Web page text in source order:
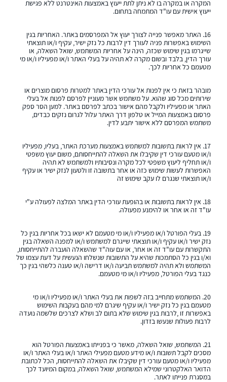
המקרה או במקרה בו לא ניתן לתת ייעוץ באמצעות האינטרנט ללא פגישת
ייעוץ אישית עם עו"ד המתמחה בתחום.
16. האתר מאפשר פנייה לצורך יעוץ אל המפרסמים באתר. האחריות בגין
השימוש באפשרות פניה לעורך דין לרבות כל נזק ישיר, עקיף ו/או תוצאתי
שייגרמו בגין שימוש שכזה, הינה על אחריות המשתמש, שואל השאלה, או
עורך הדין, בלבד ובשום מקרה לא תהיה על בעלי האתר ו/או מפעיליו ו/או מי
מטעמם כל אחריות לכך.
מובהר בזאת כי אין לפנות אל עורכי הדין באתר למטרות פרסום מוצרים או
שירותים מכל סוג שהוא. על משתמש אשר מעוניין לפרסם לפנות אל בעלי
האתר או מפעיליו ולקבל מהם אישור בכתב לפרסם באתר. למען הסר ספק
פרסום באמצעות המייל או טלפון דרך האתר עלול לגרום נזקים כבדים,
משתמש המפרסם ללא אישור יתבע לדין.
17. אין לראות בתשובות למשתמש באמצעות מערכת האתר, בעליו, מפעיליו
ו/או מטעם עורכי דין שקיבלו את השאלה להתייחסותם, משום יעוץ משפטי
ו/או תחליף ליעוץ משפטי לכל מקרה ונסיבותיו ולמשתמש לא תהיה
האפשרות לעשות שימוש כזה או אחר בתשובה זו ולטעון לנזק ישיר או עקיף
ו/או תוצאתי שנגרם לו עקב שימוש זה
18. אין לראות בתשובות או בהופעת עורכי הדין באתר המלצה לפעולה ע"י
עו"ד זה או אחר או להימנע מפעולה.
19. בעלי הפורטל ו/או מפעיליו ו/או מי מטעמם לא ישאו בכל אחריות בגין כל
נזק ישיר ו/או עקיף ו/או תוצאתי שייגרם למשתמש ו/או למפנה השאלה בגין
התקשרות עם עו"ד זה או אחר, או עם עוה"ד שהשאלה הועברה להתייחסותו,
וא/ו בגין כל הסתמכות שהיא על התשובות שנשלחו הנעשית על דעת עצמו של
המשתמש ולא תהיה למשתמש תביעה ו/או דרישה ו/או טענה כלשהי בגין כך
כנגד בעלי הפורטל, מפעיליו ו/או מי מטעמם.
20. המשתמש מתחייב בזה לשפות את בעלי האתר ו/או מפעיליו ו/או מי
מטעמם בגין כל נזק ישיר ו/או עקיף שיגרם למי מהם בעקבות השימוש
באפשרות זו ,לרבות בגין שימוש שלא בתום לב ושלא לצרכים שלשמה נועדה
לרבות פעולות שנעשו בזדון.
21. המשתמש, שואל השאלה, מאשר כי בפנייתו באמצעות הפורטל הוא
מסכים לקבל תשובות ו/או מידע מטעם מפעילי האתר ו/או בעלי האתר ו/או
מפעיליו ו/או מטעם עורכי דין שקיבלו את השאלה להתייחסות, הכל לכתובת
הדואר האלקטרוני שמילא המשתמש, שואל השאלה, במקום המיועד לכך
במסגרת פנייתו לאתר.